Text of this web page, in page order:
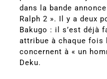
dans la bande
Ralph 2 ». Il y a deux
Bakugo : il s’est déjà
attribue à chaque fois
concernent à « un
Deku.